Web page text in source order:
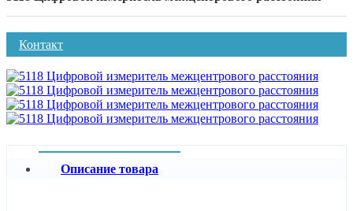
Контакт
Описание товара